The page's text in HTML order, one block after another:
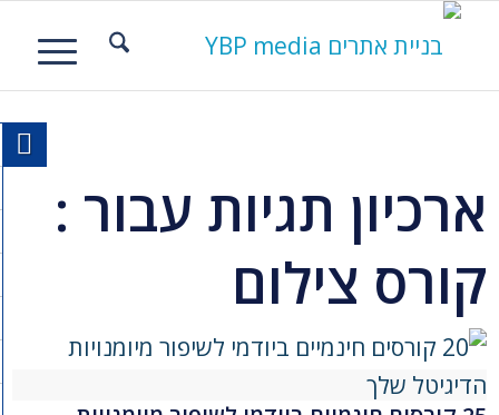
ארכיון תגיות עבור :
קורס צילום